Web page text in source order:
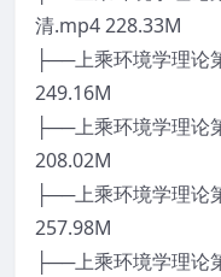
清.mp4 228.33M
├──上乘环境学理论
249.16M
├──上乘环境学理论
208.02M
├──上乘环境学理论
257.98M
├──上乘环境学理论